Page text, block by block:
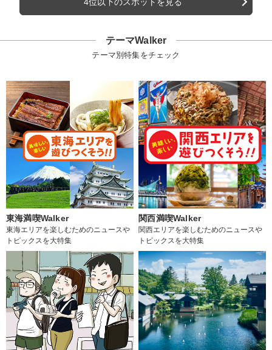
テーマWalker
テーマ別特集をチェック
東海満喫Walker
東海エリアを楽しむためのニュースや
トピックスを大特集
関西満喫Walker
関西エリアを楽しむためのニュースや
トピックスを大特集